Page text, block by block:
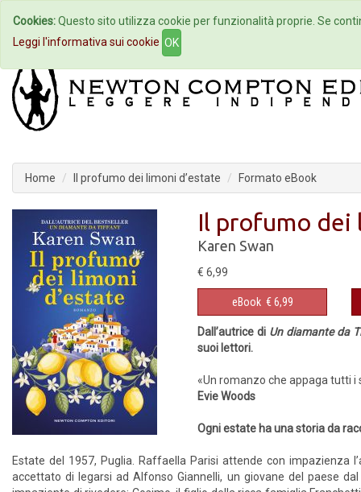
Home Autori Eventi
Home Il profumo dei limoni d’estate Formato eBook
Il profumo dei
Karen Swan
€ 6,99
eBook € 6,99
Dall’autrice di Un diamante da
suoi lettori.
«Un romanzo che appaga tutti i
Evie Woods
Ogni estate ha una storia da
Estate del 1957, Puglia. Raffaella Parisi attende con impazienza
accettato di legarsi ad Alfonso Giannelli, un giovane del paese
Cookies:Questo sito utilizza cookie per funzionalità proprie. Se
Leggi l'informativa sui cookie OK